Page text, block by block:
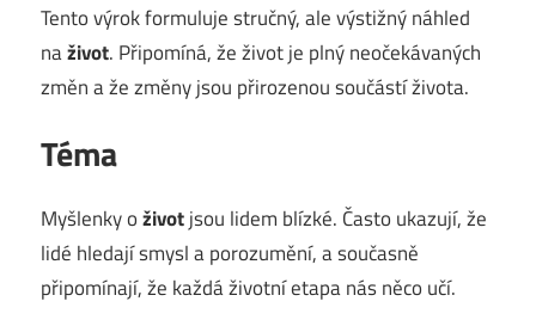
Tento výrok formuluje stručný, ale výstižný náhled
naživot. Připomíná, že život je plný neočekávaných
změn a že změny jsou přirozenou součástí života.
Téma
Myšlenky oživotjsou lidem blízké. Často ukazují, že
lidé hledají smysl a porozumění, a současně
připomínají, že každá životní etapa nás něco učí.